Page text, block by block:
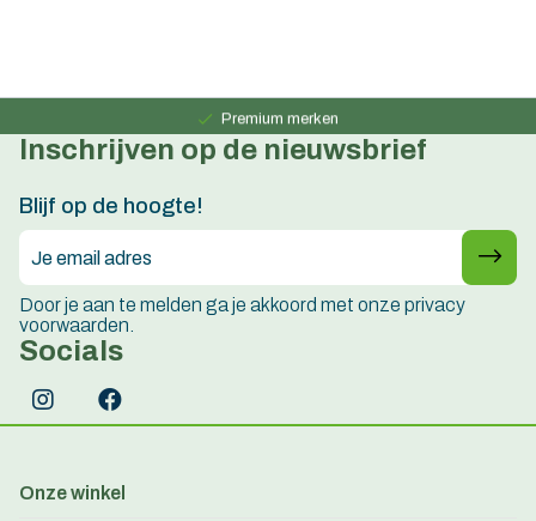
Premium merken
Persoonlijk advies
Inschrijven op de nieuwsbrief
Blijf op de hoogte!
Door je aan te melden ga je akkoord met onze privacy
voorwaarden.
Socials
Onze winkel